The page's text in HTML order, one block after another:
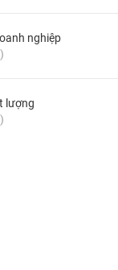
nghiệp
lượng